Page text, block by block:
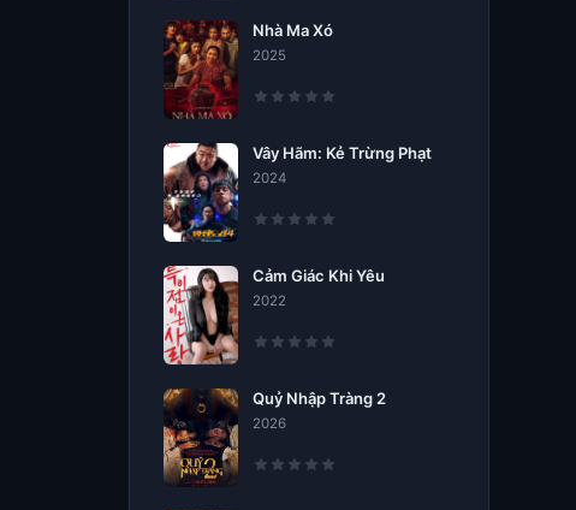
Nhà Ma Xó
2025
Vây Hãm: Kẻ Trừng Phạt
2024
Cảm Giác Khi Yêu
2022
Quỷ Nhập Tràng 2
2026